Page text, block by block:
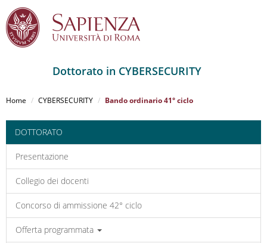
al
principale
Dottorato in CYBERSECURITY
Home CYBERSECURITY Bando ordinario 41° ciclo
DOTTORATO
Presentazione
Collegio dei docenti
Concorso di ammissione 42° ciclo
Offerta programmata